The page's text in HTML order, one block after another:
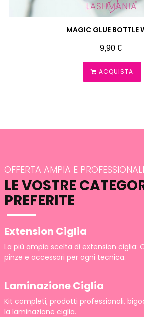
MAGIC GLUE BOTTLE
Prezzo
9,90 €
ACQUISTA
OFFERTA AMPIA E
LE VOSTRE
PREFERITE
Extension Ciglia
La più ampia scelta di extension ciglia:
pinze e accessori per ogni tecnica.
Laminazione Ciglia
Kit completi, prodotti professionali,
la laminazione ciglia.